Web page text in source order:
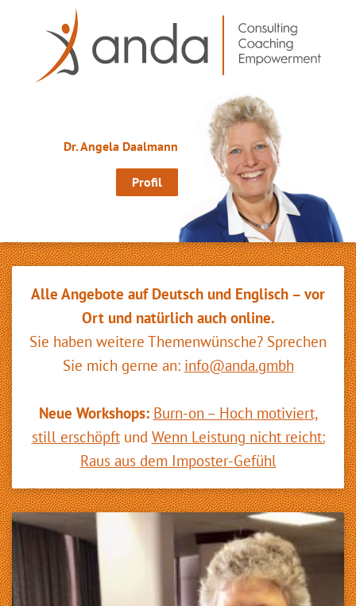
anda GmbH
Dr. Angela Daalmann
Profil
Alle Angebote auf Deutsch und Englisch – vor
Ort und natürlich auch online.
Sie haben weitere Themenwünsche? Sprechen
Sie mich gerne an: info@anda.gmbh
Neue Workshops: Burn-on – Hoch motiviert,
still erschöpftund Wenn Leistung nicht reicht:
Raus aus dem Imposter-Gefühl